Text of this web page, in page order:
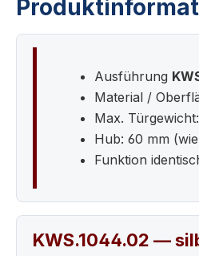
Ausführung
Material /
Max.
Hub: 60 mm
Funktion
KWS.1044.02 —